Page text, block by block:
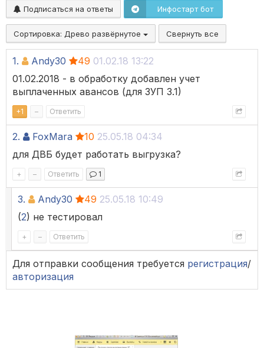
Подписаться на ответы Инфостарт бот
Сортировка: Древо развёрнутое Свернуть все
1. Andy30 49 01.02.18 13:22
01.02.2018 - в обработку добавлен учет
выплаченных авансов (для ЗУП 3.1)
+1 – Ответить
2. FoxMara 10 25.05.18 04:34
для ДВБ будет работать выгрузка?
+ – Ответить 1
3. Andy30 49 25.05.18 10:49
(2) не тестировал
+ – Ответить
Для отправки сообщения требуется регистрация/
авторизация